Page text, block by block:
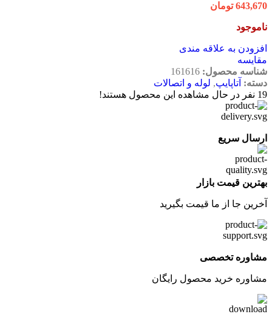
643,670 تومان
ناموجود
افزودن به علاقه مندی
مقایسه
شناسه محصول: 161616
دسته: آتاپایپ, لوله و اتصالات
19 نفر در حال مشاهده این محصول هستند!
ارسال سریع
بهترین قیمت بازار
آخرین جا از ما قیمت بگیرید
مشاوره تخصصی
مشاوره خرید محصول رایگان